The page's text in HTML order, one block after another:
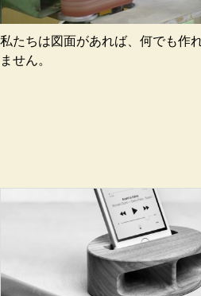
私たちは図面があれば、何でも作
ません。